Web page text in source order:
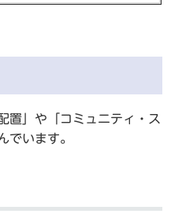
置」や「コミュニティ・ス
でいます。